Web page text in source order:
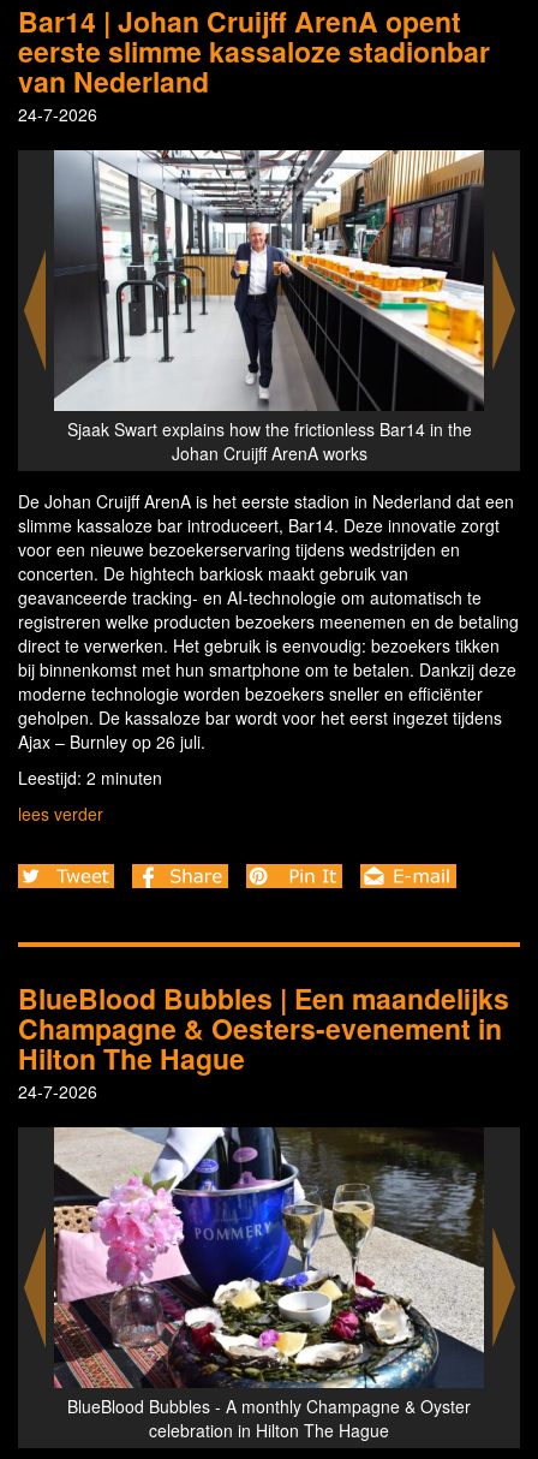
Bar14 | Johan Cruijff ArenA opent
eerste slimme kassaloze stadionbar
van Nederland
24-7-2026
Bar14 in the Johan Cruijff ArenA in Amsterdam - the
first frictionless stadium bar in the Netherlands
De Johan Cruijff ArenA is het eerste stadion in Nederland dat een
slimme kassaloze bar introduceert, Bar14. Deze innovatie zorgt
voor een nieuwe bezoekerservaring tijdens wedstrijden en
concerten. De hightech barkiosk maakt gebruik van
geavanceerde tracking- en AI-technologie om automatisch te
registreren welke producten bezoekers meenemen en de betaling
direct te verwerken. Het gebruik is eenvoudig: bezoekers tikken
bij binnenkomst met hun smartphone om te betalen. Dankzij deze
moderne technologie worden bezoekers sneller en efficiënter
geholpen. De kassaloze bar wordt voor het eerst ingezet tijdens
Ajax – Burnley op 26 juli.
Leestijd: 2 minuten
lees verder
BlueBlood Bubbles | Een maandelijks
Champagne & Oesters-evenement in
Hilton The Hague
24-7-2026
BlueBlood Bubbles - A monthly Champagne & Oyster
celebration in Hilton The Hague